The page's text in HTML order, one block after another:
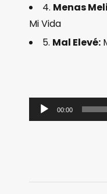
4. Menas
Mi Vida
5. Mal Elevé:
e
d
00:00